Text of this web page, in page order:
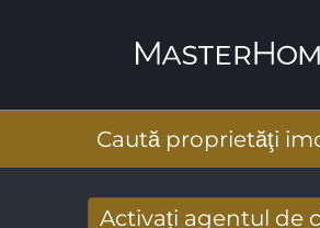
Caută proprietăţi
Activați agentul de